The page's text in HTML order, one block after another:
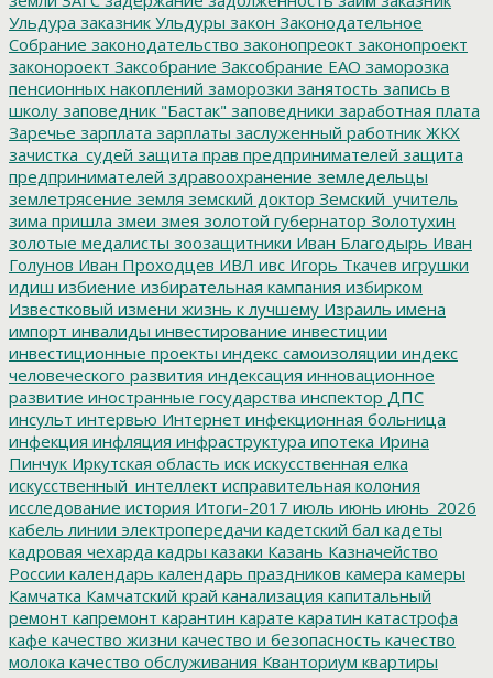
Ульдура заказник Ульдуры закон Законодательное
Собрание законодательство законопреокт законопроект
законороект Заксобрание Заксобрание ЕАО заморозка
пенсионных накоплений заморозки занятость запись в
школу заповедник "Бастак" заповедники заработная плата
Заречье зарплата зарплаты заслуженный работник ЖКХ
зачистка_судей защита прав предпринимателей защита
предпринимателей здравоохранение земледельцы
землетрясение земля земский доктор Земский_учитель
зима пришла змеи змея золотой губернатор Золотухин
золотые медалисты зоозащитники Иван Благодырь Иван
Голунов Иван Проходцев ИВЛ ивс Игорь Ткачев игрушки
идиш избиение избирательная кампания избирком
Известковый измени жизнь к лучшему Израиль имена
импорт инвалиды инвестирование инвестиции
инвестиционные проекты индекс самоизоляции индекс
человеческого развития индексация инновационное
развитие иностранные государства инспектор ДПС
инсульт интервью Интернет инфекционная больница
инфекция инфляция инфраструктура ипотека Ирина
Пинчук Иркутская область иск искусственная елка
искусственный_интеллект исправительная колония
исследование история Итоги-2017 июль июнь июнь_2026
кабель линии электропередачи кадетский бал кадеты
кадровая чехарда кадры казаки Казань Казначейство
России календарь календарь праздников камера камеры
Камчатка Камчатский край канализация капитальный
ремонт капремонт карантин карате каратин катастрофа
кафе качество жизни качество и безопасность качество
молока качество обслуживания Кванториум квартиры